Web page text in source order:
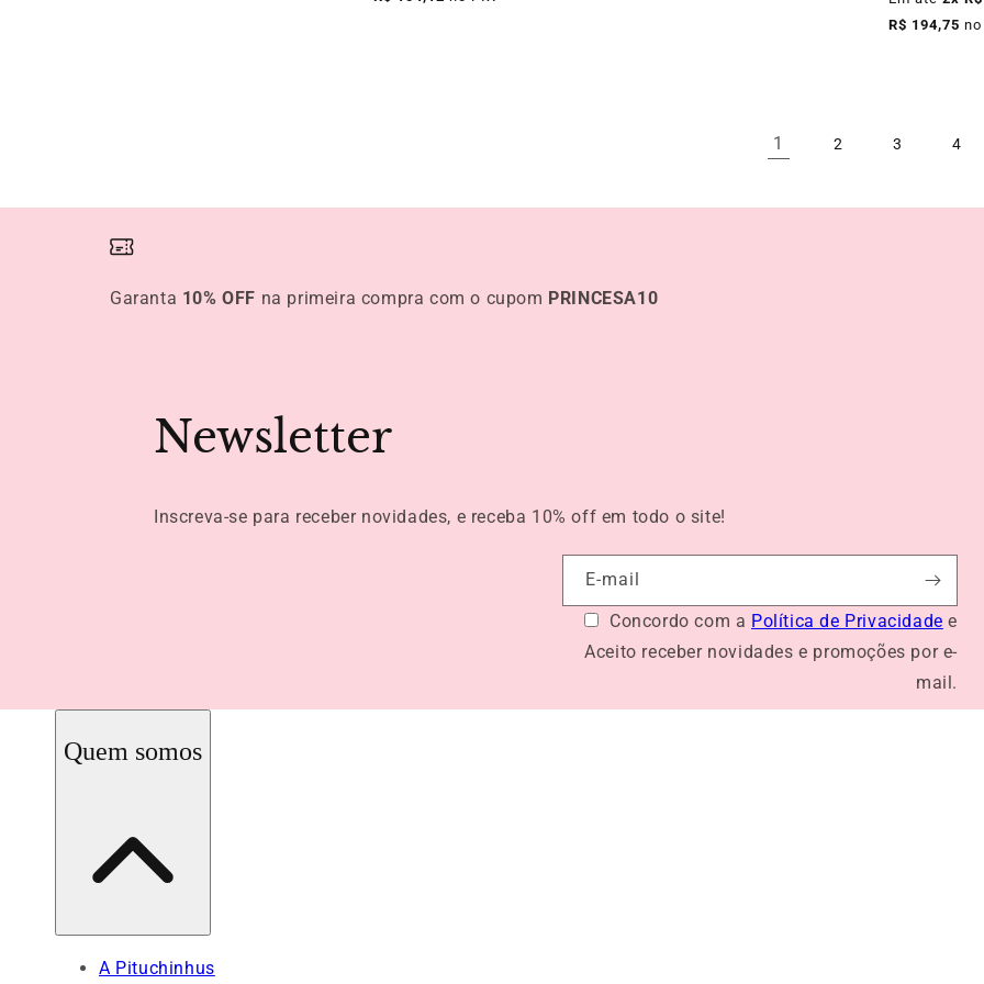
R$ 194,75 no
1 2 3 4
Garanta 10% OFF na primeira compra com o cupom PRINCESA10
Newsletter
Inscreva-se para receber novidades, e receba 10% off em todo o site!
E-mail
Concordo com a Política de Privacidade e
Aceito receber novidades e promoções por e-
mail.
Quem somos
A Pituchinhus